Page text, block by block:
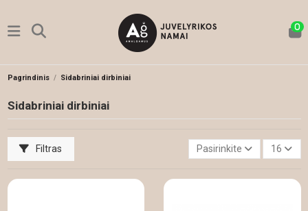
0
Pagrindinis Sidabriniai dirbiniai
Sidabriniai dirbiniai
Filtras Pasirinkite 16